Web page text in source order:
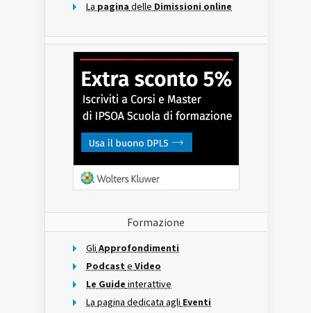
La pagina delle Dimissioni online
Formazione
Gli Approfondimenti
Podcast e Video
Le Guide interattive
La pagina dedicata agli Eventi